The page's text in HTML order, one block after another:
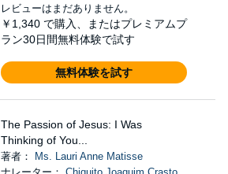
レビューはまだありません。
￥1,340 で購入、またはプレミアムプ
ラン30日間無料体験で試す
無料体験を試す
The Passion of Jesus: I Was
Thinking of You...
著者：
Ms. Lauri Anne Matisse